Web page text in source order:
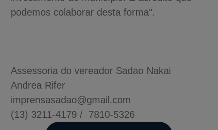
podemos colaborar desta forma".
Assessoria do vereador Sadao Nakai
Andrea Rifer
imprensasadao@gmail.com
(13) 3211-4179 / 7810-5326